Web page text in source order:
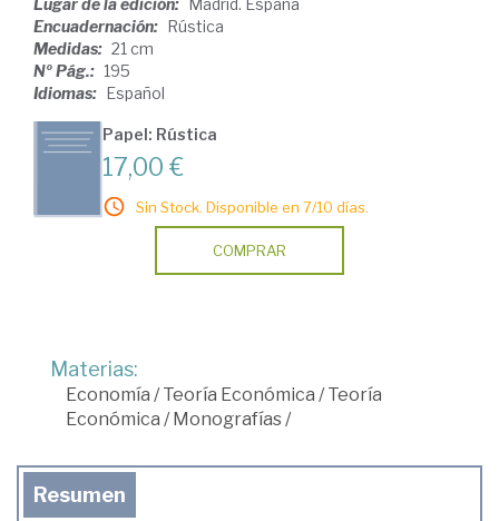
Lugar de la edición: Madrid. España
Encuadernación: Rústica
Medidas: 21 cm
Nº Pág.: 195
Idiomas: Español
Papel: Rústica
17,00 €
Sin Stock. Disponible en 7/10 días.
COMPRAR
Materias:
Economía /Teoría Económica /Teoría
Económica /Monografías/
Resumen